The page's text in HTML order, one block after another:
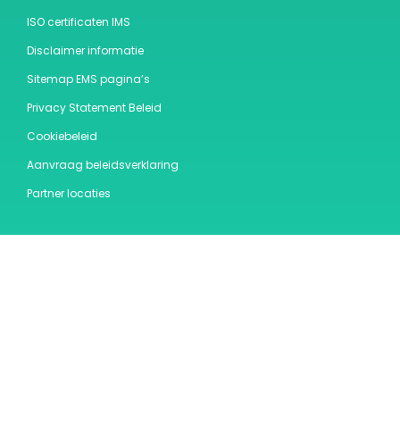
ISO certificaten IMS
Disclaimer informatie
Sitemap EMS pagina’s
Privacy Statement Beleid
Cookiebeleid
Aanvraag beleidsverklaring
Partner locaties